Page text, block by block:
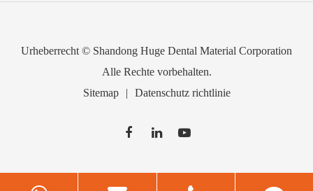
Urheberrecht © Shandong Huge Dental Material Corporation
Alle Rechte vorbehalten.
Sitemap
| Datenschutz richtlinie